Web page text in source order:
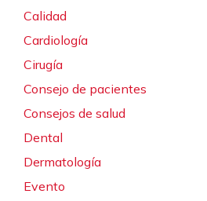
Calidad
Cardiología
Cirugía
Consejo de pacientes
Consejos de salud
Dental
Dermatología
Evento